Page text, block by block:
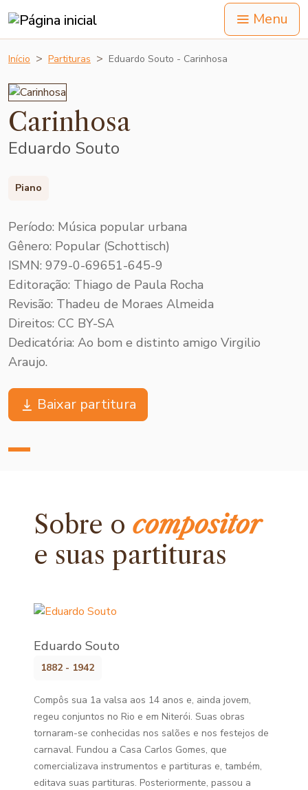
Menu
Início Partituras Eduardo Souto - Carinhosa
Carinhosa
Eduardo Souto
Piano
Período: Música popular urbana
Gênero: Popular (Schottisch)
ISMN: 979-0-69651-645-9
Editoração: Thiago de Paula Rocha
Revisão: Thadeu de Moraes Almeida
Direitos: CC BY-SA
Dedicatória: Ao bom e distinto amigo Virgilio
Araujo.
Baixar partitura
Sobre ocompositor
e suas partituras
Eduardo Souto
1882 - 1942
Compôs sua 1a valsa aos 14 anos e, ainda jovem,
regeu conjuntos no Rio e em Niterói. Suas obras
tornaram-se conhecidas nos salões e nos festejos de
carnaval. Fundou a Casa Carlos Gomes, que
comercializava instrumentos e partituras e, também,
editava suas partituras. Posteriormente, passou a